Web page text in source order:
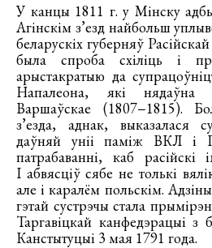
У канцы 1811 г. у Мінску
Агінскім з’езд найбольш
беларускіх губерняў
была спроба схіліць і
арыстакратыю да
Напалеона, які нядаўна
Варшаўскае (1807−1815).
з’езда, аднак, выказалася
даўняй уніі паміж ВКЛ і
патрабаванні, каб расійскі
I абвясціў сябе не толькі
але і каралём польскім.
гэтай сустрэчы стала
Таргавіцкай канфедэрацыі з
Канстытуцыі 3 мая 1791 года.